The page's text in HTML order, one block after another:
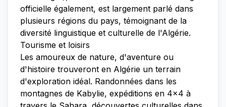
officielle également, est largement parlé dans
plusieurs régions du pays, témoignant de la
diversité linguistique et culturelle de l'Algérie.
Tourisme et loisirs
Les amoureux de nature, d'aventure ou
d'histoire trouveront en Algérie un terrain
d'exploration idéal. Randonnées dans les
montagnes de Kabylie, expéditions en 4x4 à